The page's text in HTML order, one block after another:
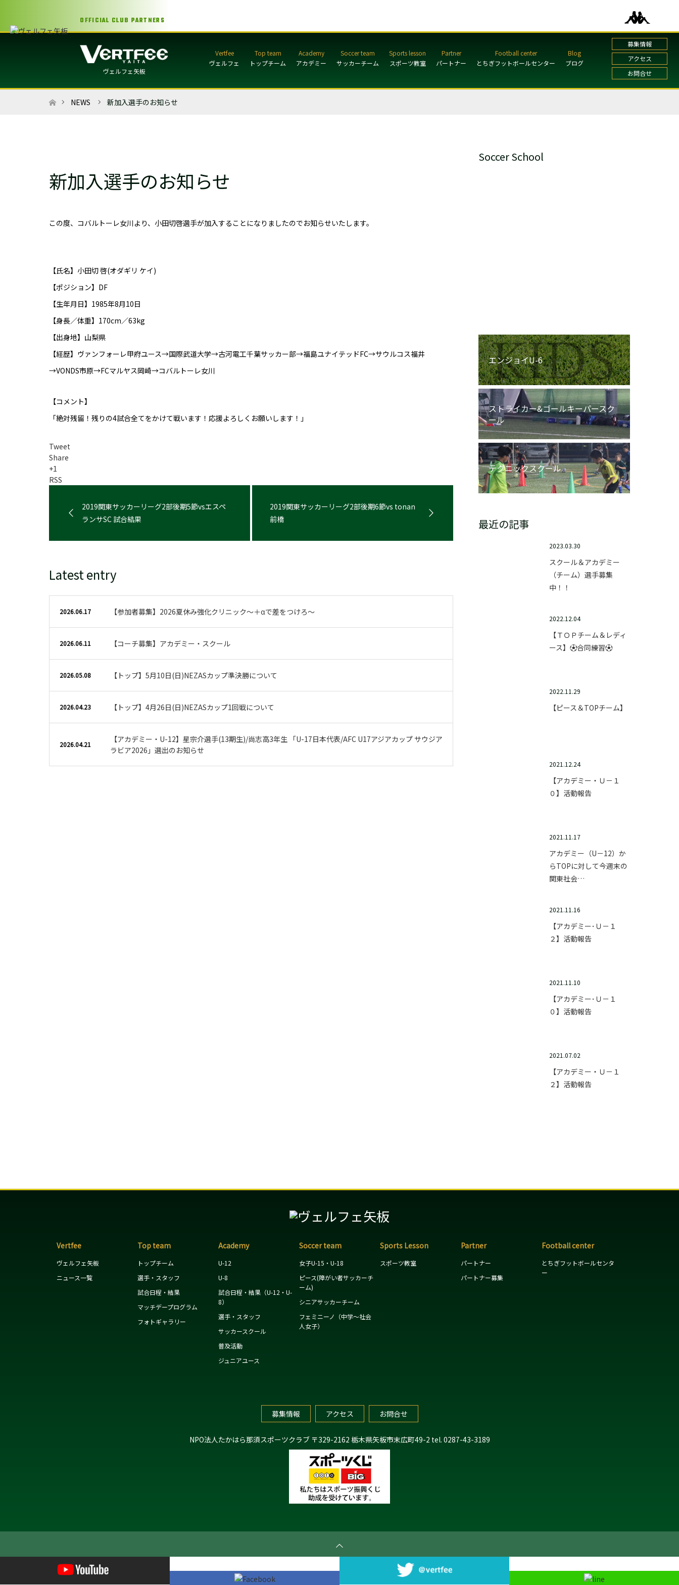
OFFICIAL CLUB PARTNERS
ヴェルフェ矢板
募集情報
アクセス
お問合せ
ヴェルフェ トップチーム アカデミー サッカーチーム スポーツ教室 パートナー とちぎフットボールセンター ブログ
ホームNEWS 新加入選手のお知らせ
新加入選手のお知らせ
この度、コバルトーレ女川より、小田切啓選手が加入することになりましたのでお知らせいたします。
【氏名】小田切 啓(オダギリ ケイ)
【ポジション】DF
【生年月日】1985年8月10日
【身長／体重】170cm／63kg
【出身地】山梨県
【経歴】ヴァンフォーレ甲府ユース→国際武道大学→古河電工千葉サッカー部→福島ユナイテッドFC→サウルコス福井
→VONDS市原→FCマルヤス岡崎→コバルトーレ女川
【コメント】
「絶対残留！残りの4試合全てをかけて戦います！応援よろしくお願いします！」
Tweet
Share
+1
RSS
2019関東サッカーリーグ2部後期5節vsエスペ
ランサSC 試合結果
2019関東サッカーリーグ2部後期6節vs tonan
前橋
Latest entry
2026.06.17 【参加者募集】2026夏休み強化クリニック〜＋αで差をつけろ〜
2026.06.11 【コーチ募集】アカデミー・スクール
2026.05.08 【トップ】5月10日(日)NEZASカップ準決勝について
2026.04.23 【トップ】4月26日(日)NEZASカップ1回戦について
2026.04.21
【アカデミー・U-12】星宗介選手(13期生)/尚志高3年生 「U-17日本代表/AFC U17アジアカップ サウジア
ラビア2026」選出のお知らせ
Soccer School
エンジョイU-6
ストライカー&ゴールキーパースク
ール
テクニックスクール
最近の記事
2023.03.30
スクール＆アカデミー
（チーム）選手募集
中！！
2022.12.04
【ＴＯＰチーム＆レディ
ース】⚽合同練習⚽
2022.11.29
【ピース＆TOPチーム】
2021.12.24
【アカデミー・Ｕ－１
０】活動報告
2021.11.17
アカデミー（U－12）か
らTOPに対して今週末の
関東社会…
2021.11.16
【アカデミー･Ｕ－１
２】活動報告
2021.11.10
【アカデミー･Ｕ－１
０】活動報告
2021.07.02
【アカデミー・Ｕ－１
２】活動報告
Vertfee
ヴェルフェ矢板
ニュース一覧
Top team
トップチーム
選手・スタッフ
試合日程・結果
マッチデープログラム
フォトギャラリー
Academy
U-12
U-8
試合日程・結果（U-12・U-
8）
選手・スタッフ
サッカースクール
普及活動
ジュニアユース
Soccer team
女子U-15・U-18
ピース(障がい者サッカーチ
ーム)
シニアサッカーチーム
フェミニーノ（中学～社会
人女子）
Sports Lesson
スポーツ教室
Partner
パートナー
パートナー募集
Football center
とちぎフットボールセンタ
ー
募集情報 アクセス お問合せ
NPO法人たかはら那須スポーツクラブ〒329-2162 栃木県矢板市末広町49-2 tel. 0287-43-3189